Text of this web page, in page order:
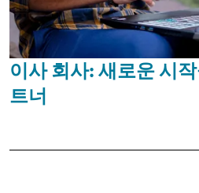
이사 회사: 새로운 시
트너